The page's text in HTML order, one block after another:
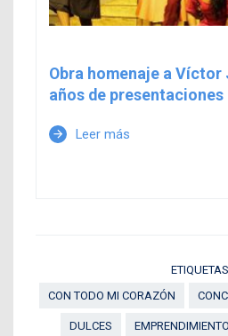
Obra homenaje a Víctor
años de presentaciones
arrow_forward Leer más
ETIQUETAS
CON TODO MI CORAZÓN
DULCES EMPRENDIMIENTO